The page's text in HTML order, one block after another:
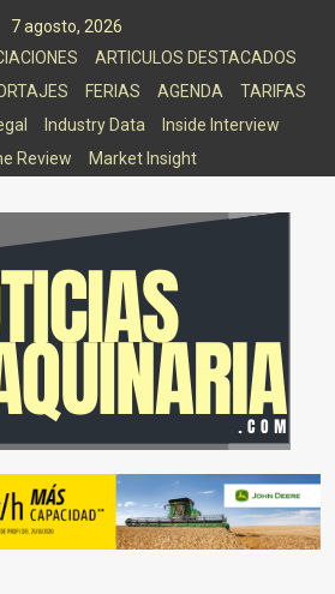
7 agosto, 2026
ARTICULOS DESTACADOS
FERIAS AGENDA
TARIFAS
Industry Data
Inside Interview
Review
Market Insight